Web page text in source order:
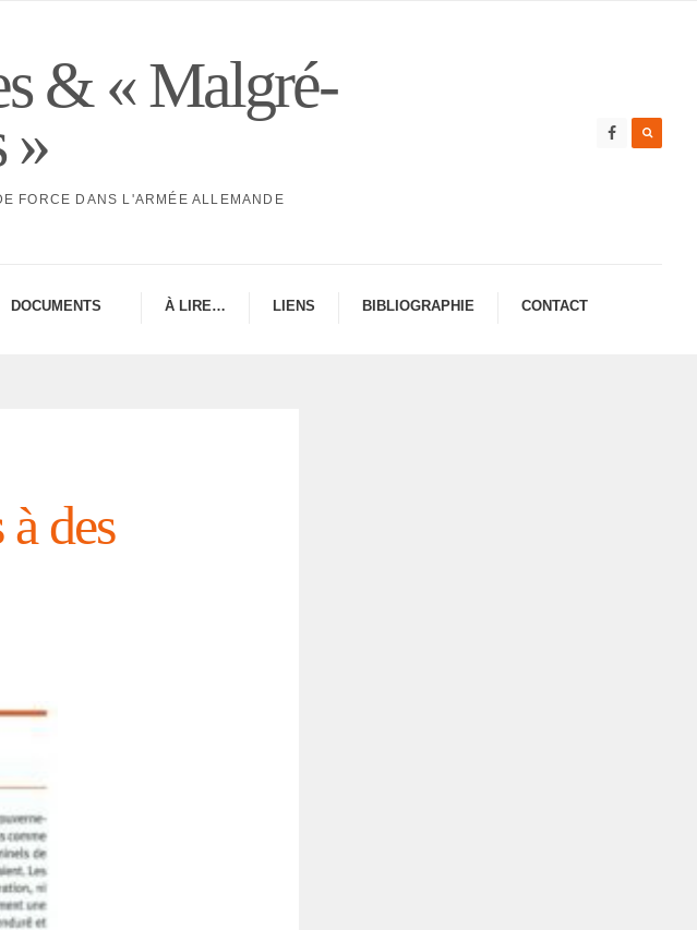
& « Malgré-
»
FORCE DANS L'ARMÉE ALLEMANDE
DOCU­MENTS À LIRE… LIENS BIBLIO­GRA­PHIE CONTAC­­T
des